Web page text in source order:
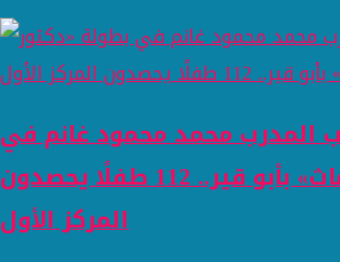
المدرب محمد محمود غانم في
بطولة «دكتور ماث» بأبو قير.. 112 طفلًا يحصدون
المركز الأول